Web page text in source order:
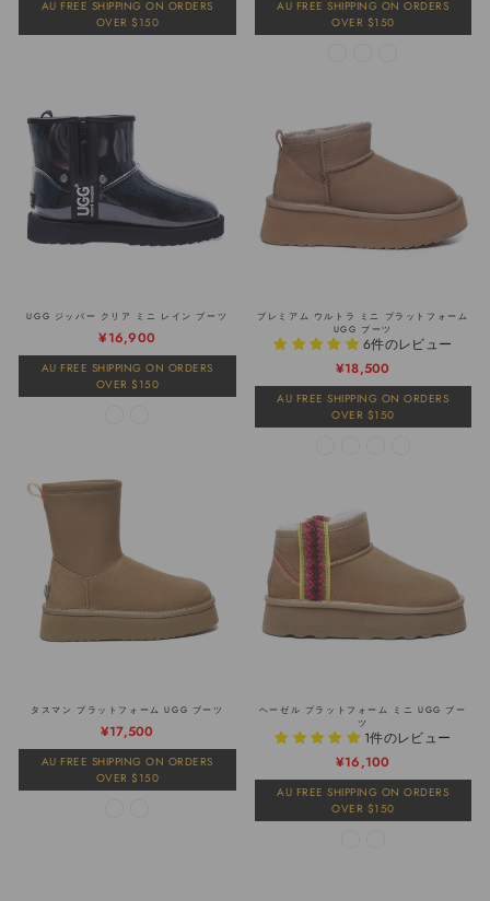
価
格
価
格
AU FREE SHIPPING ON ORDERS
OVER $150
AU FREE SHIPPING ON ORDERS
OVER $150
UGG ジッパー クリア ミニ レイン ブーツ
通
常
価
格
販
売
価
格
¥16,900
AU FREE SHIPPING ON ORDERS
OVER $150
プレミアム ウルトラ ミニ プラットフォーム
UGG ブーツ
6件のレビュー
¥18,500
AU FREE SHIPPING ON ORDERS
OVER $150
タスマン プラットフォーム UGG ブーツ
通
常
価
格
販
売
価
格
¥17,500
AU FREE SHIPPING ON ORDERS
OVER $150
ヘーゼル プラットフォーム ミニ UGG ブー
ツ
1件のレビュー
通
常
価
格
販
売
価
格
¥16,100
AU FREE SHIPPING ON ORDERS
OVER $150